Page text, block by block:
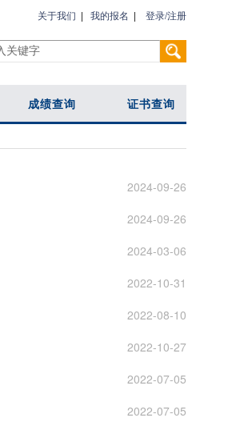
关于我们 | 我的报名 | 登录/注册
成绩查询 证书查询
2024-09-26
2024-09-26
2024-03-06
2022-10-31
2022-08-10
2022-10-27
2022-07-05
2022-07-05